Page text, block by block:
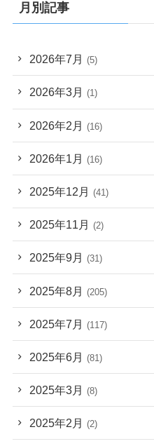
月別記事
2026年7月 (5)
2026年3月 (1)
2026年2月 (16)
2026年1月 (16)
2025年12月 (41)
2025年11月 (2)
2025年9月 (31)
2025年8月 (205)
2025年7月 (117)
2025年6月 (81)
2025年3月 (8)
2025年2月 (2)